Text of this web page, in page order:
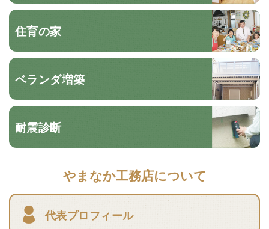
住育の家
ベランダ増築
耐震診断
やまなか工務店について
代表プロフィール